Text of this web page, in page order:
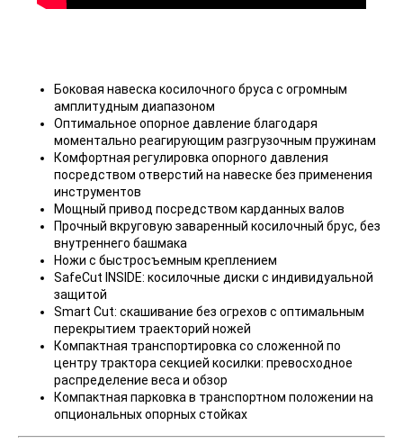
Боковая навеска косилочного бруса с огромным
амплитудным диапазоном
Оптимальное опорное давление благодаря
моментально реагирующим разгрузочным пружинам
Комфортная регулировка опорного давления
посредством отверстий на навеске без применения
инструментов
Мощный привод посредством карданных валов
Прочный вкруговую заваренный косилочный брус, без
внутреннего башмака
Ножи с быстросъемным креплением
SafeCut INSIDE: косилочные диски с индивидуальной
защитой
Smart Cut: скашивание без огрехов с оптимальным
перекрытием траекторий ножей
Компактная транспортировка со сложенной по
центру трактора секцией косилки: превосходное
распределение веса и обзор
Компактная парковка в транспортном положении на
опциональных опорных стойках